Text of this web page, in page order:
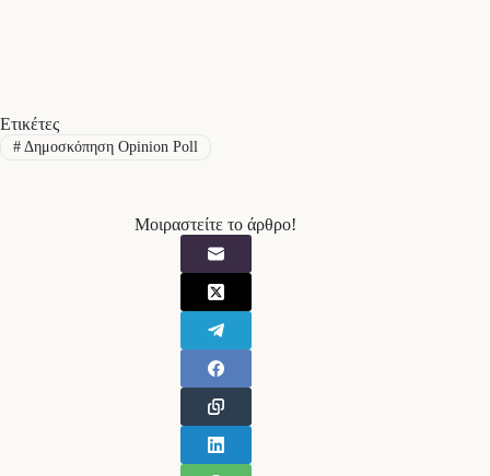
Ετικέτες
#Δημοσκόπηση Opinion Poll
Μοιραστείτε το άρθρο!